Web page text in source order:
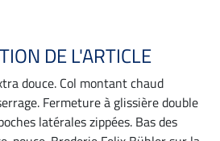
DE L'ARTICLE
douce. Col montant chaud
Fermeture à glissière double
latérales zippées. Bas des